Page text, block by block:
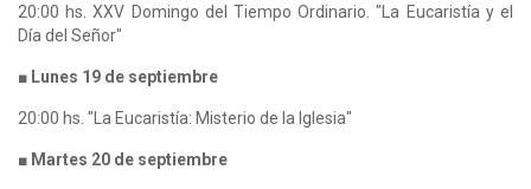
20:00 hs. XXV Domingo del Tiempo Ordinario. "La Eucaristía y el
Día del Señor"
■ Lunes 19 de septiembre
20:00 hs. "La Eucaristía: Misterio de la Iglesia"
■ Martes 20 de septiembre